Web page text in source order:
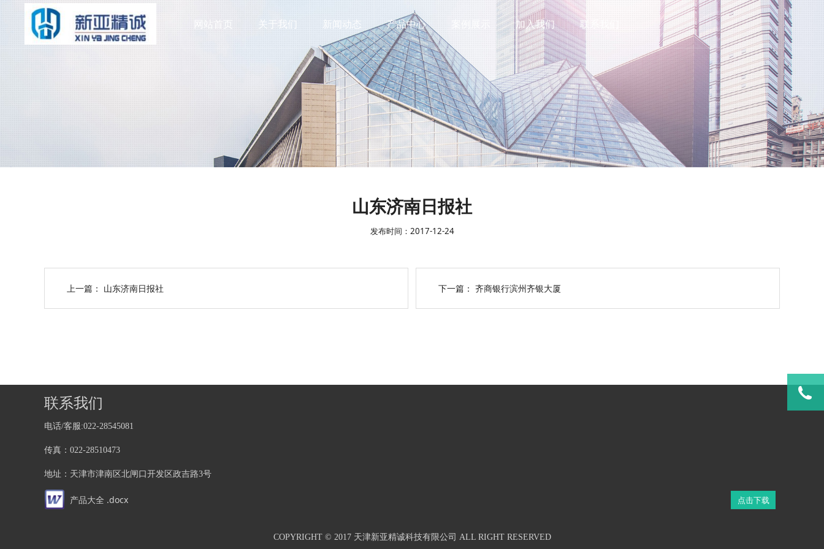
网站首页 关于我们 新闻动态 产品中心 案例展示 加入我们 联系我们
山东济南日报社
发布时间：2017-12-24
上一篇： 山东济南日报社 下一篇： 齐商银行滨州齐银大厦
联系我们
电话/客服:022-28545081
传真：022-28510473
地址：天津市津南区北闸口开发区政吉路3号
产品大全 .docx 点击下载
COPYRIGHT © 2017 天津新亚精诚科技有限公司 ALL RIGHT RESERVED